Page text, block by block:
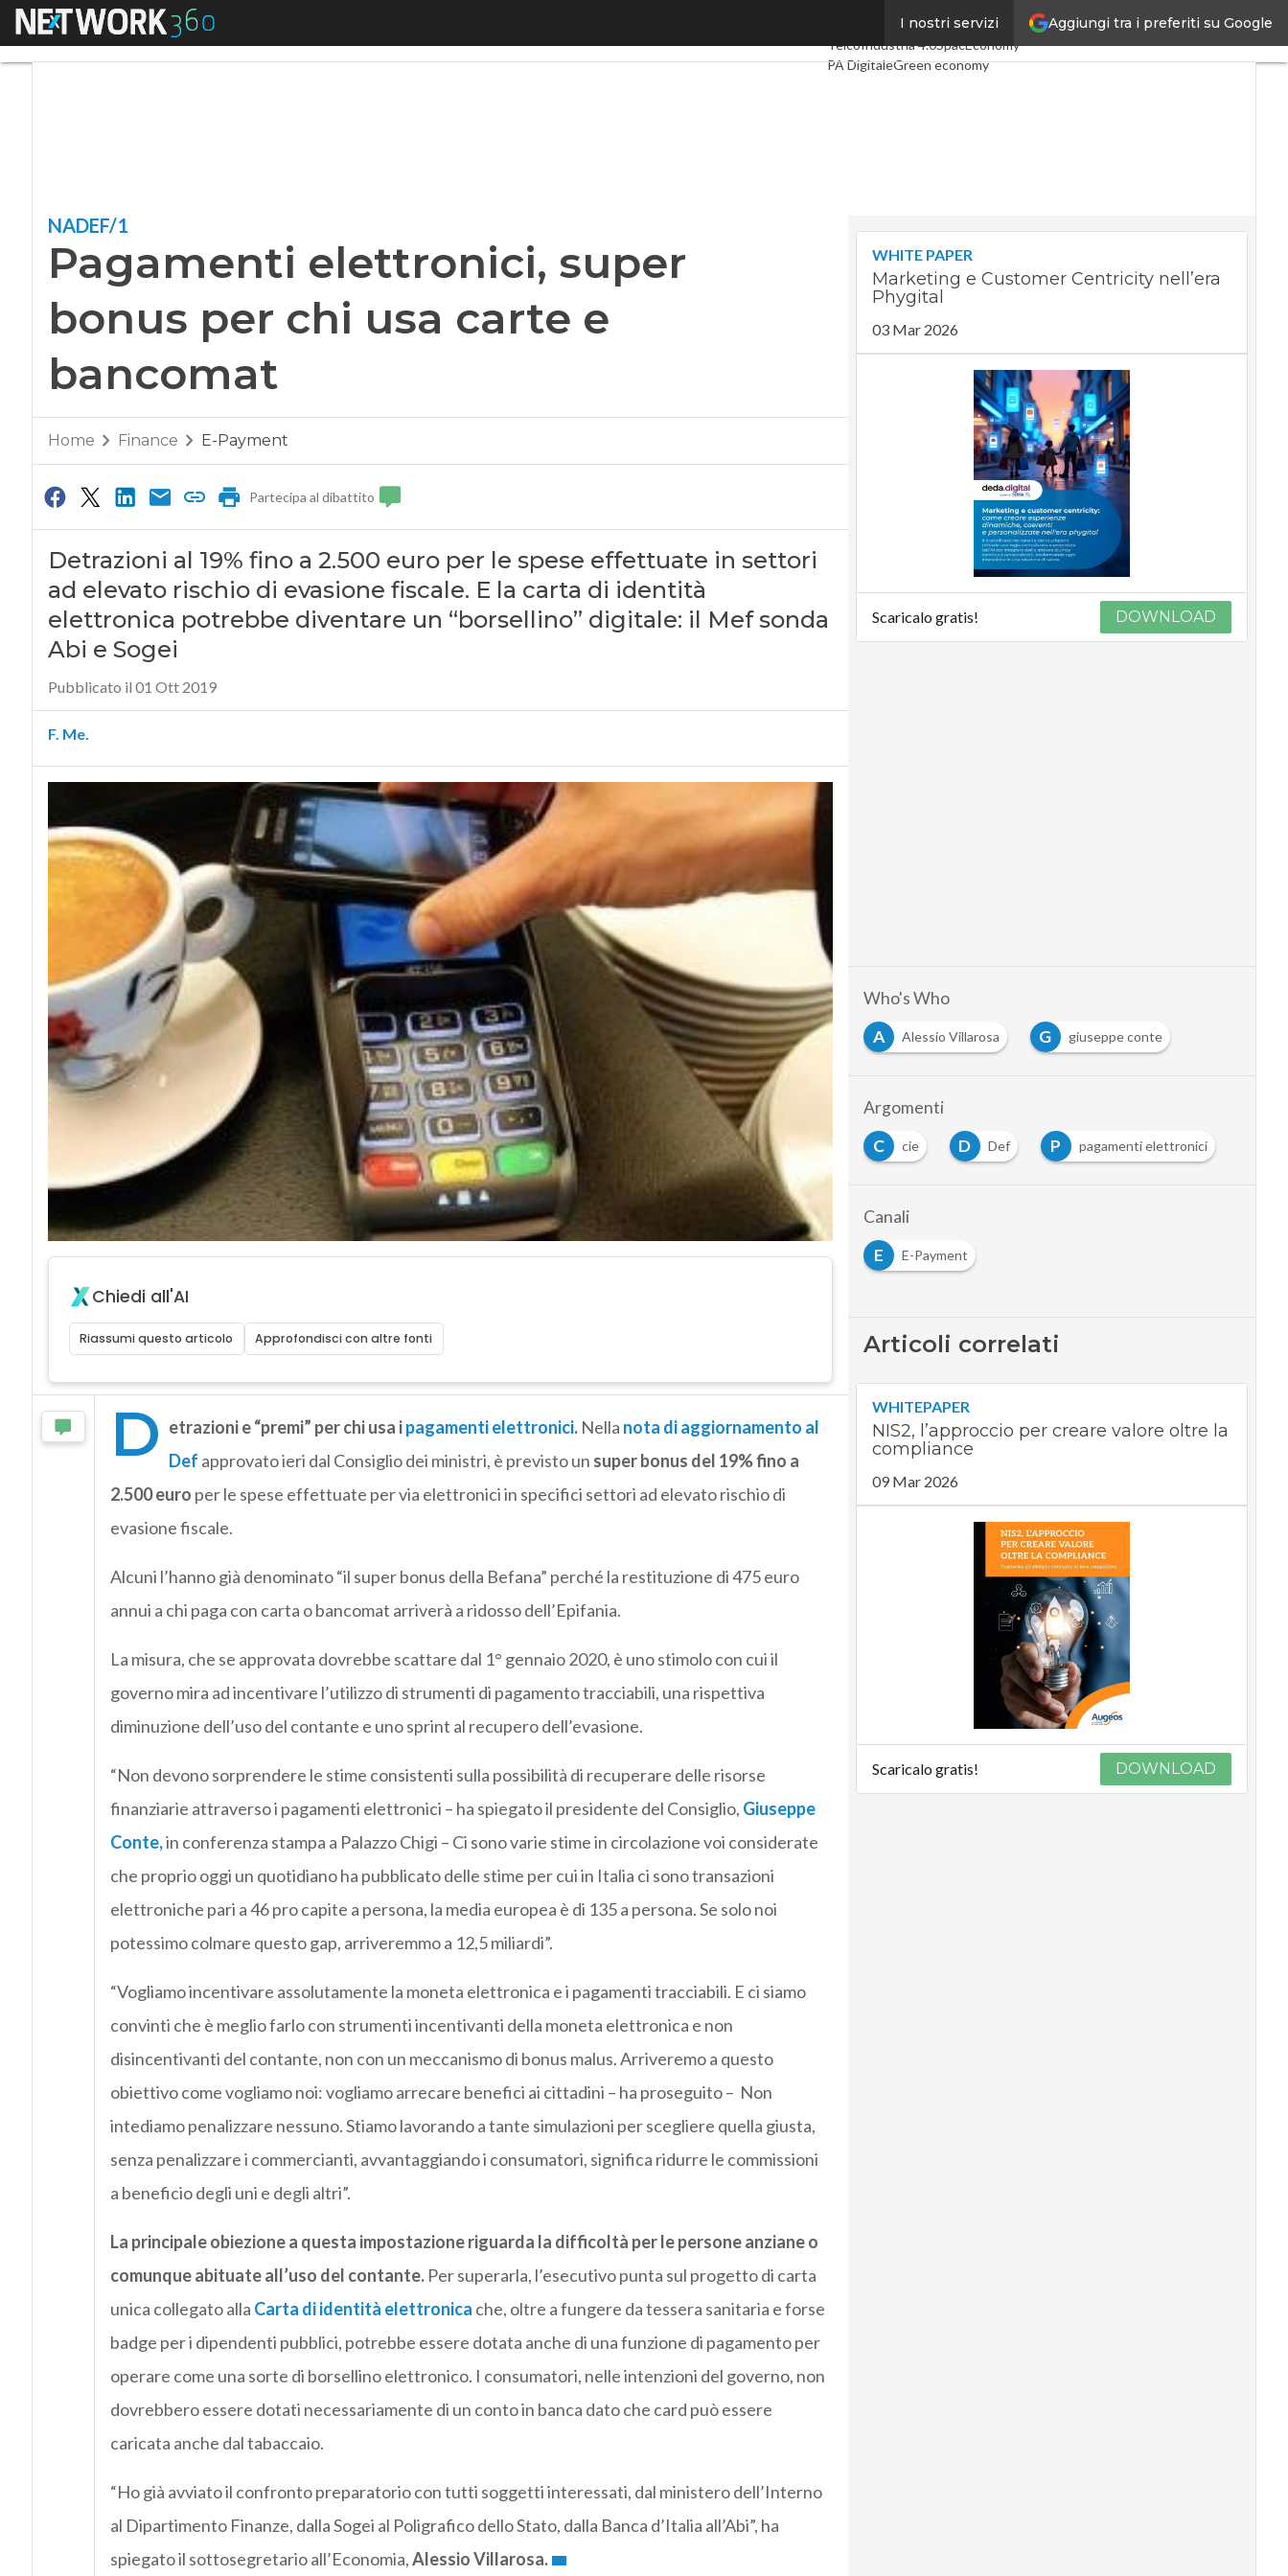
Aggiungi tra i preferiti su Google
I nostri servizi
Menu Ultimi articoli Digital Economy
TelcoIndustria 4.0SpacEconomy
PA DigitaleGreen economy
NADEF/1
Pagamenti elettronici, super
bonus per chi usa carte e
bancomat
Home Finance E-Payment
Partecipa al dibattito
Detrazioni al 19% fino a 2.500 euro per le spese effettuate in settori
ad elevato rischio di evasione fiscale. E la carta di identità
elettronica potrebbe diventare un “borsellino” digitale: il Mef sonda
Abi e Sogei
Pubblicato il 01 Ott 2019
F. Me.
Chiedi all'AI
Riassumi questo articolo Approfondisci con altre fonti
D etrazioni e “premi” per chi usa ipagamenti elettronici.Nella nota di aggiornamento al
Def approvato ieri dal Consiglio dei ministri, è previsto un super bonus del 19% fino a
2.500 euro per le spese effettuate per via elettronici in specifici settori ad elevato rischio di
evasione fiscale.
Alcuni l’hanno già denominato “il super bonus della Befana” perché la restituzione di 475 euro
annui a chi paga con carta o bancomat arriverà a ridosso dell’Epifania.
La misura, che se approvata dovrebbe scattare dal 1° gennaio 2020, è uno stimolo con cui il
governo mira ad incentivare l’utilizzo di strumenti di pagamento tracciabili, una rispettiva
diminuzione dell’uso del contante e uno sprint al recupero dell’evasione.
“Non devono sorprendere le stime consistenti sulla possibilità di recuperare delle risorse
finanziarie attraverso i pagamenti elettronici – ha spiegato il presidente del Consiglio, Giuseppe
Conte,in conferenza stampa a Palazzo Chigi – Ci sono varie stime in circolazione voi considerate
che proprio oggi un quotidiano ha pubblicato delle stime per cui in Italia ci sono transazioni
elettroniche pari a 46 pro capite a persona, la media europea è di 135 a persona. Se solo noi
potessimo colmare questo gap, arriveremmo a 12,5 miliardi”.
“Vogliamo incentivare assolutamente la moneta elettronica e i pagamenti tracciabili. E ci siamo
convinti che è meglio farlo con strumenti incentivanti della moneta elettronica e non
disincentivanti del contante, non con un meccanismo di bonus malus. Arriveremo a questo
obiettivo come vogliamo noi: vogliamo arrecare benefici ai cittadini – ha proseguito – Non
intediamo penalizzare nessuno. Stiamo lavorando a tante simulazioni per scegliere quella giusta,
senza penalizzare i commercianti, avvantaggiando i consumatori, significa ridurre le commissioni
a beneficio degli uni e degli altri”.
La principale obiezione a questa impostazione riguarda la difficoltà per le persone anziane o
comunque abituate all’uso del contante.Per superarla, l’esecutivo punta sul progetto di carta
unica collegato alla Carta di identità elettronica che, oltre a fungere da tessera sanitaria e forse
badge per i dipendenti pubblici, potrebbe essere dotata anche di una funzione di pagamento per
operare come una sorte di borsellino elettronico. I consumatori, nelle intenzioni del governo, non
dovrebbero essere dotati necessariamente di un conto in banca dato che card può essere
caricata anche dal tabaccaio.
“Ho già avviato il confronto preparatorio con tutti soggetti interessati, dal ministero dell’Interno
al Dipartimento Finanze, dalla Sogei al Poligrafico dello Stato, dalla Banca d’Italia all’Abi”, ha
spiegato il sottosegretario all’Economia,Alessio Villarosa.
WHITE PAPER
Marketing e Customer Centricity nell’era
Phygital
03 Mar 2026
Scaricalo gratis! DOWNLOAD
Who's Who
A
Alessio Villarosa G giuseppe conte
Argomenti
C
cie D Def P pagamenti elettronici
Canali
E
E-Payment
Articoli correlati
WHITEPAPER
NIS2, l’approccio per creare valore oltre la
compliance
09 Mar 2026
Scaricalo gratis! DOWNLOAD